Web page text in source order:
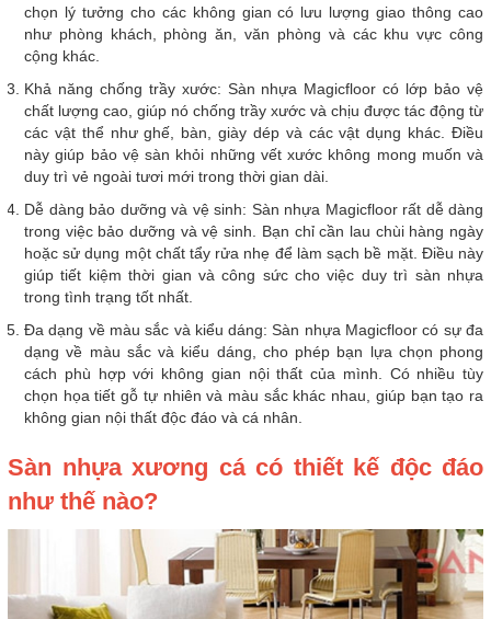
chọn lý tưởng cho các không gian có lưu lượng giao thông cao
như phòng khách, phòng ăn, văn phòng và các khu vực công
cộng khác.
Khả năng chống trầy xước: Sàn nhựa Magicfloor có lớp bảo vệ
chất lượng cao, giúp nó chống trầy xước và chịu được tác động từ
các vật thể như ghế, bàn, giày dép và các vật dụng khác. Điều
này giúp bảo vệ sàn khỏi những vết xước không mong muốn và
duy trì vẻ ngoài tươi mới trong thời gian dài.
Dễ dàng bảo dưỡng và vệ sinh: Sàn nhựa Magicfloor rất dễ dàng
trong việc bảo dưỡng và vệ sinh. Bạn chỉ cần lau chùi hàng ngày
hoặc sử dụng một chất tẩy rửa nhẹ để làm sạch bề mặt. Điều này
giúp tiết kiệm thời gian và công sức cho việc duy trì sàn nhựa
trong tình trạng tốt nhất.
Đa dạng về màu sắc và kiểu dáng: Sàn nhựa Magicfloor có sự đa
dạng về màu sắc và kiểu dáng, cho phép bạn lựa chọn phong
cách phù hợp với không gian nội thất của mình. Có nhiều tùy
chọn họa tiết gỗ tự nhiên và màu sắc khác nhau, giúp bạn tạo ra
không gian nội thất độc đáo và cá nhân.
Sàn nhựa xương cá có thiết kế độc đáo
như thế nào?